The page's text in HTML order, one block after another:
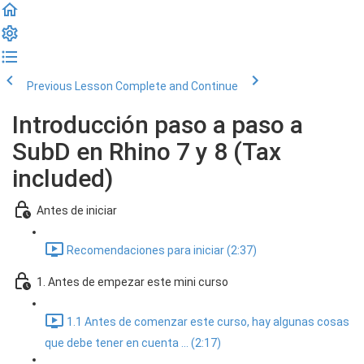
Previous Lesson Complete and Continue
Introducción paso a paso a
SubD en Rhino 7 y 8 (Tax
included)
Antes de iniciar
Recomendaciones para iniciar (2:37)
1. Antes de empezar este mini curso
1.1 Antes de comenzar este curso, hay algunas cosas
que debe tener en cuenta ... (2:17)